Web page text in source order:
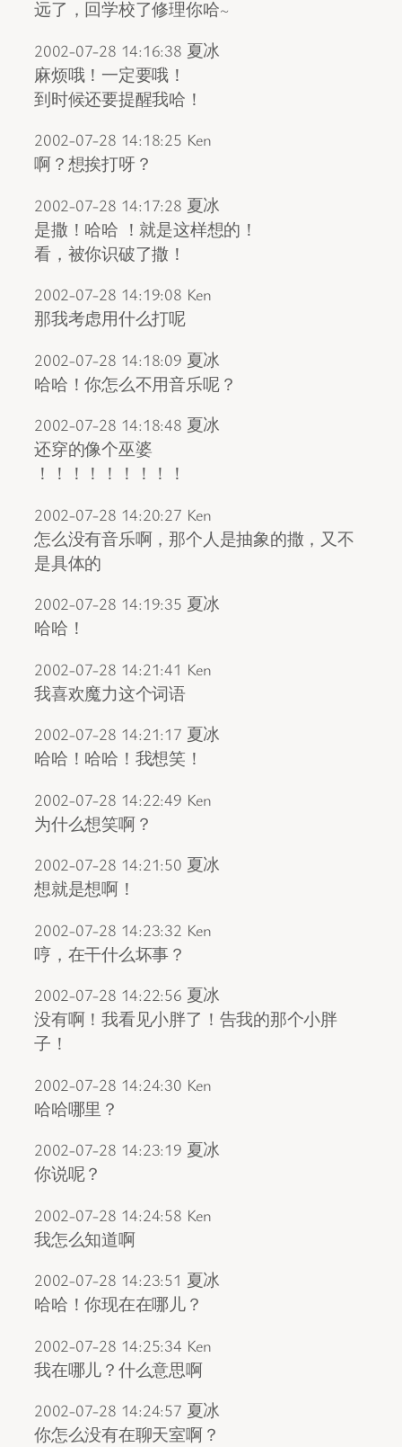
远了，回学校了修理你哈~
2002-07-28 14:16:38 夏冰
麻烦哦！一定要哦！
到时候还要提醒我哈！
2002-07-28 14:18:25 Ken
啊？想挨打呀？
2002-07-28 14:17:28 夏冰
是撒！哈哈 ！就是这样想的！
看，被你识破了撒！
2002-07-28 14:19:08 Ken
那我考虑用什么打呢
2002-07-28 14:18:09 夏冰
哈哈！你怎么不用音乐呢？
2002-07-28 14:18:48 夏冰
还穿的像个巫婆
！！！！！！！！！
2002-07-28 14:20:27 Ken
怎么没有音乐啊，那个人是抽象的撒，又不
是具体的
2002-07-28 14:19:35 夏冰
哈哈！
2002-07-28 14:21:41 Ken
我喜欢魔力这个词语
2002-07-28 14:21:17 夏冰
哈哈！哈哈！我想笑！
2002-07-28 14:22:49 Ken
为什么想笑啊？
2002-07-28 14:21:50 夏冰
想就是想啊！
2002-07-28 14:23:32 Ken
哼，在干什么坏事？
2002-07-28 14:22:56 夏冰
没有啊！我看见小胖了！告我的那个小胖
子！
2002-07-28 14:24:30 Ken
哈哈哪里？
2002-07-28 14:23:19 夏冰
你说呢？
2002-07-28 14:24:58 Ken
我怎么知道啊
2002-07-28 14:23:51 夏冰
哈哈！你现在在哪儿？
2002-07-28 14:25:34 Ken
我在哪儿？什么意思啊
2002-07-28 14:24:57 夏冰
你怎么没有在聊天室啊？